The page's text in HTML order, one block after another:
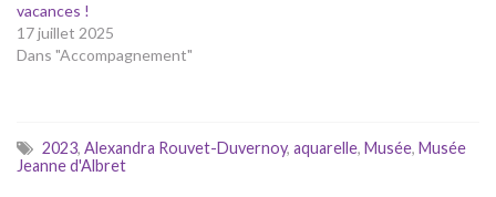
vacances !
17 juillet 2025
Dans "Accompagnement"
2023, Alexandra Rouvet-Duvernoy, aquarelle, Musée, Musée
Jeanne d'Albret